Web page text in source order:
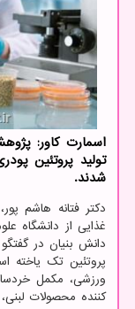
اسمارت کاور:
تولید پروتئین
شدند.
دکتر فتانه هاشم
غذایی از دانشگاه
دانش بنیان در گفتگو
پروتئین تک یاخته
ورزشی، مکمل
کننده محصولات